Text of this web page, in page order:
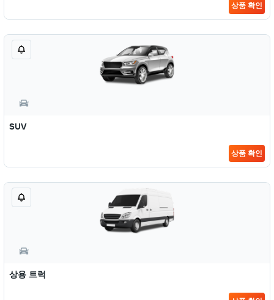
상품 확인
SUV
상품 확인
상용 트럭